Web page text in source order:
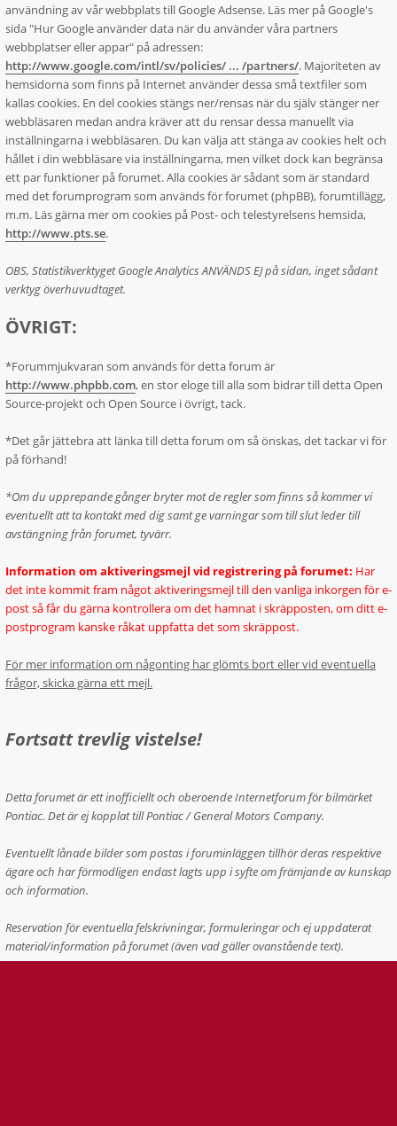
användning av vår webbplats till Google Adsense. Läs mer på Google's
sida "Hur Google använder data när du använder våra partners
webbplatser eller appar" på adressen:
http://www.google.com/intl/sv/policies/ ... /partners/. Majoriteten av
hemsidorna som finns på Internet använder dessa små textfiler som
kallas cookies. En del cookies stängs ner/rensas när du själv stänger ner
webbläsaren medan andra kräver att du rensar dessa manuellt via
inställningarna i webbläsaren. Du kan välja att stänga av cookies helt och
hållet i din webbläsare via inställningarna, men vilket dock kan begränsa
ett par funktioner på forumet. Alla cookies är sådant som är standard
med det forumprogram som används för forumet (phpBB), forumtillägg,
m.m. Läs gärna mer om cookies på Post- och telestyrelsens hemsida,
http://www.pts.se.
OBS, Statistikverktyget Google Analytics ANVÄNDS EJ på sidan, inget sådant
verktyg överhuvudtaget.
ÖVRIGT:
*Forummjukvaran som används för detta forum är
http://www.phpbb.com, en stor eloge till alla som bidrar till detta Open
Source-projekt och Open Source i övrigt, tack.
*Det går jättebra att länka till detta forum om så önskas, det tackar vi för
på förhand!
*Om du upprepande gånger bryter mot de regler som finns så kommer vi
eventuellt att ta kontakt med dig samt ge varningar som till slut leder till
avstängning från forumet, tyvärr.
Information om aktiveringsmejl vid registrering på forumet: Har
det inte kommit fram något aktiveringsmejl till den vanliga inkorgen för e-
post så får du gärna kontrollera om det hamnat i skräpposten, om ditt e-
postprogram kanske råkat uppfatta det som skräppost.
För mer information om någonting har glömts bort eller vid eventuella
frågor, skicka gärna ett mejl.
Fortsatt trevlig vistelse!
Detta forumet är ett inofficiellt och oberoende Internetforum för bilmärket
Pontiac. Det är ej kopplat till Pontiac / General Motors Company.
Eventuellt lånade bilder som postas i foruminläggen tillhör deras respektive
ägare och har förmodligen endast lagts upp i syfte om främjande av kunskap
och information.
Reservation för eventuella felskrivningar, formuleringar och ej uppdaterat
material/information på forumet (även vad gäller ovanstående text).